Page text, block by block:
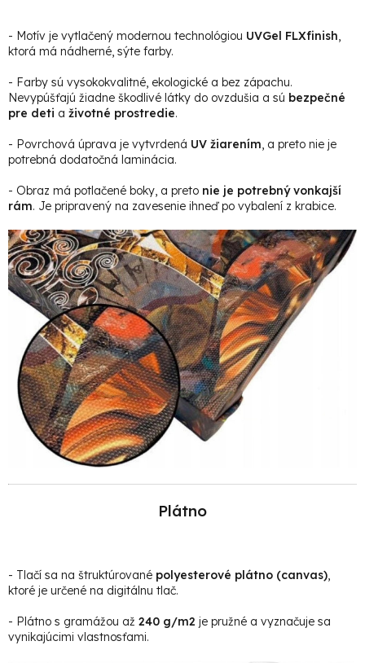
- Motív je vytlačený modernou technológiou UVGel FLXfinish,
ktorá má nádherné, sýte farby.
- Farby sú vysokokvalitné, ekologické a bez zápachu.
Nevypúšťajú žiadne škodlivé látky do ovzdušia a sú bezpečné
pre deti a životné prostredie.
- Povrchová úprava je vytvrdená UV žiarením, a preto nie je
potrebná dodatočná laminácia.
- Obraz má potlačené boky, a preto nie je potrebný vonkajší
rám. Je pripravený na zavesenie ihneď po vybalení z krabice.
Plátno
- Tlačí sa na štruktúrované polyesterové plátno (canvas),
ktoré je určené na digitálnu tlač.
- Plátno s gramážou až 240 g/m2 je pružné a vyznačuje sa
vynikajúcimi vlastnosťami.